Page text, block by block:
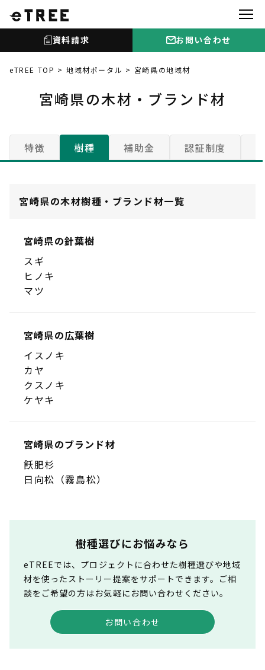
資料請求 お問い合わせ
eTREE TOP 地域材ポータル 宮崎県の地域材
宮崎県の木材・ブランド材
特徴 樹種 補助金 認証制度
宮崎県の木材樹種・ブランド材一覧
宮崎県の針葉樹
スギ
ヒノキ
マツ
宮崎県の広葉樹
イスノキ
カヤ
クスノキ
ケヤキ
宮崎県のブランド材
飫肥杉
日向松（霧島松）
樹種選びにお悩みなら
eTREEでは、プロジェクトに合わせた樹種選びや地域
材を使ったストーリー提案をサポートできます。ご相
談をご希望の方はお気軽にお問い合わせください。
お問い合わせ